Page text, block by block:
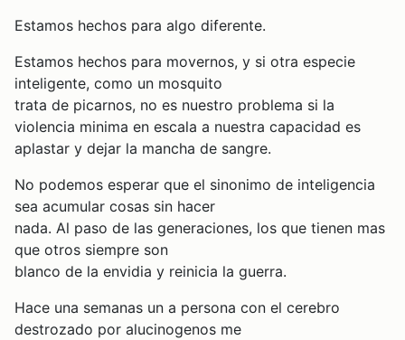
Estamos hechos para algo diferente.
Estamos hechos para movernos, y si otra especie
inteligente, como un mosquito
trata de picarnos, no es nuestro problema si la
violencia minima en escala a nuestra capacidad es
aplastar y dejar la mancha de sangre.
No podemos esperar que el sinonimo de inteligencia
sea acumular cosas sin hacer
nada. Al paso de las generaciones, los que tienen mas
que otros siempre son
blanco de la envidia y reinicia la guerra.
Hace una semanas un a persona con el cerebro
destrozado por alucinogenos me